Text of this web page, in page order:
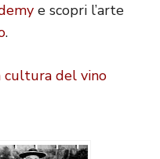
e scopri l’arte
.
cultura del vino